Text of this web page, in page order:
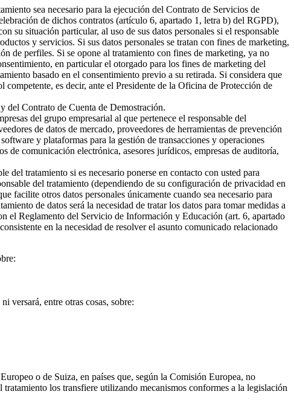
sea necesario para la ejecución del Contrato de Servicios de
de dichos contratos (artículo 6, apartado 1, letra b) del RGPD),
su situación particular, al uso de sus datos personales si el responsable
y servicios. Si sus datos personales se tratan con fines de marketing,
de perfiles. Si se opone al tratamiento con fines de marketing, ya no
en particular el otorgado para los fines de marketing del
basado en el consentimiento previo a su retirada. Si considera que
es decir, ante el Presidente de la Oficina de Protección de
del Contrato de Cuenta de Demostración.
del grupo empresarial al que pertenece el responsable del
de datos de mercado, proveedores de herramientas de prevención
y plataformas para la gestión de transacciones y operaciones
comunicación electrónica, asesores jurídicos, empresas de auditoría,
del tratamiento si es necesario ponerse en contacto con usted para
del tratamiento (dependiendo de su configuración de privacidad en
facilite otros datos personales únicamente cuando sea necesario para
de datos será la necesidad de tratar los datos para tomar medidas a
el Reglamento del Servicio de Información y Educación (art. 6, apartado
en la necesidad de resolver el asunto comunicado relacionado
versará, entre otras cosas, sobre:
o de Suiza, en países que, según la Comisión Europea, no
los transfiere utilizando mecanismos conformes a la legislación